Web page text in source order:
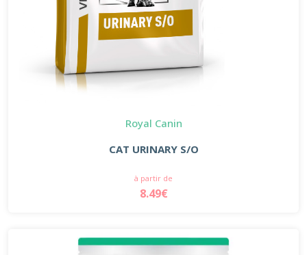
Royal Canin
CAT URINARY S/O
à partir de
8.49€